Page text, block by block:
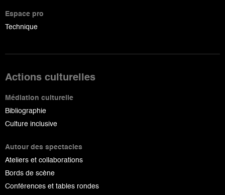
Espace pro
Technique
Actions culturelles
Médiation culturelle
Bibliographie
Culture inclusive
Autour des spectacles
Ateliers et collaborations
Bords de scène
Conférences et tables rondes